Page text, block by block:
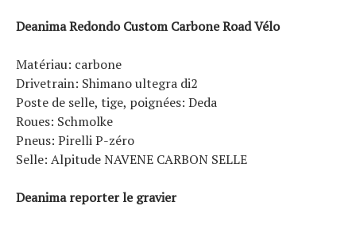
Deanima Redondo Custom Carbone Road Vélo
Matériau: carbone
Drivetrain: Shimano ultegra di2
Poste de selle, tige, poignées: Deda
Roues: Schmolke
Pneus: Pirelli P-zéro
Selle: Alpitude NAVENE CARBON SELLE
Deanima reporter le gravier